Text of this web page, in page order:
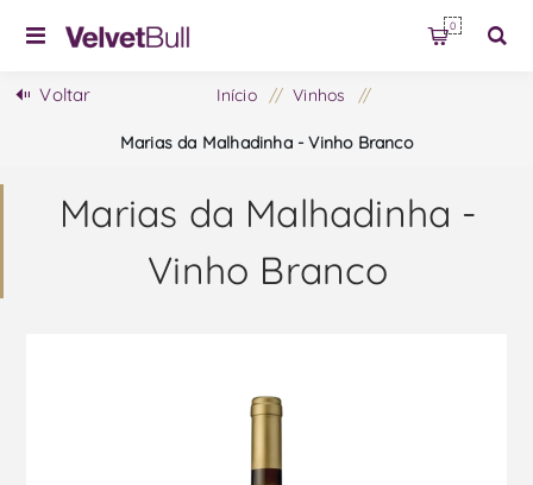
0
Voltar Início / Vinhos /
Marias da Malhadinha - Vinho Branco
Marias da Malhadinha -
Vinho Branco